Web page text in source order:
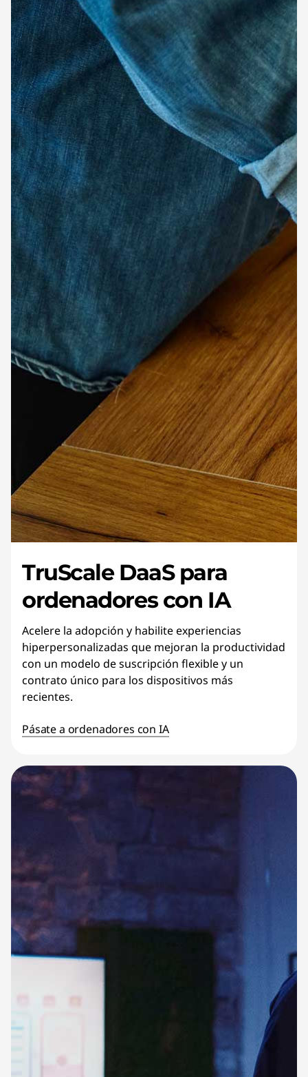
TruScale DaaS para
ordenadores con IA
Acelere la adopción y habilite experiencias
hiperpersonalizadas que mejoran la productividad
con un modelo de suscripción flexible y un
contrato único para los dispositivos más
recientes.
Pásate a ordenadores con IA